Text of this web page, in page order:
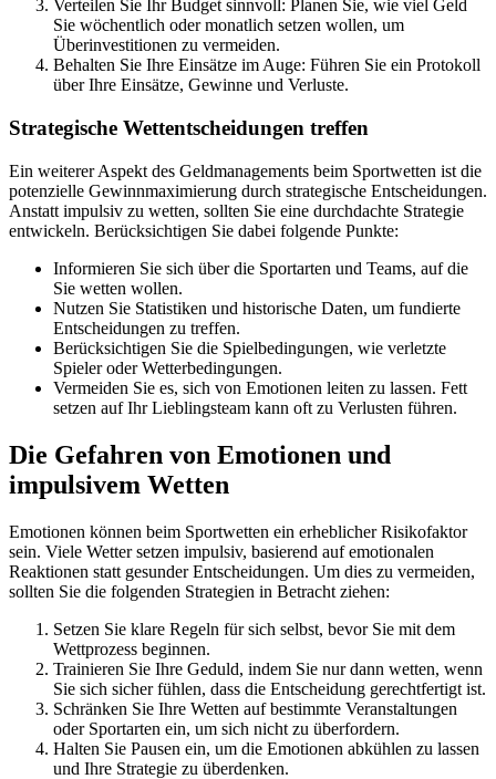
Verteilen Sie Ihr Budget sinnvoll: Planen Sie, wie viel Geld
Sie wöchentlich oder monatlich setzen wollen, um
Überinvestitionen zu vermeiden.
Behalten Sie Ihre Einsätze im Auge: Führen Sie ein Protokoll
über Ihre Einsätze, Gewinne und Verluste.
Strategische Wettentscheidungen treffen
Ein weiterer Aspekt des Geldmanagements beim Sportwetten ist die
potenzielle Gewinnmaximierung durch strategische Entscheidungen.
Anstatt impulsiv zu wetten, sollten Sie eine durchdachte Strategie
entwickeln. Berücksichtigen Sie dabei folgende Punkte:
Informieren Sie sich über die Sportarten und Teams, auf die
Sie wetten wollen.
Nutzen Sie Statistiken und historische Daten, um fundierte
Entscheidungen zu treffen.
Berücksichtigen Sie die Spielbedingungen, wie verletzte
Spieler oder Wetterbedingungen.
Vermeiden Sie es, sich von Emotionen leiten zu lassen. Fett
setzen auf Ihr Lieblingsteam kann oft zu Verlusten führen.
Die Gefahren von Emotionen und
impulsivem Wetten
Emotionen können beim Sportwetten ein erheblicher Risikofaktor
sein. Viele Wetter setzen impulsiv, basierend auf emotionalen
Reaktionen statt gesunder Entscheidungen. Um dies zu vermeiden,
sollten Sie die folgenden Strategien in Betracht ziehen:
Setzen Sie klare Regeln für sich selbst, bevor Sie mit dem
Wettprozess beginnen.
Trainieren Sie Ihre Geduld, indem Sie nur dann wetten, wenn
Sie sich sicher fühlen, dass die Entscheidung gerechtfertigt ist.
Schränken Sie Ihre Wetten auf bestimmte Veranstaltungen
oder Sportarten ein, um sich nicht zu überfordern.
Halten Sie Pausen ein, um die Emotionen abkühlen zu lassen
und Ihre Strategie zu überdenken.